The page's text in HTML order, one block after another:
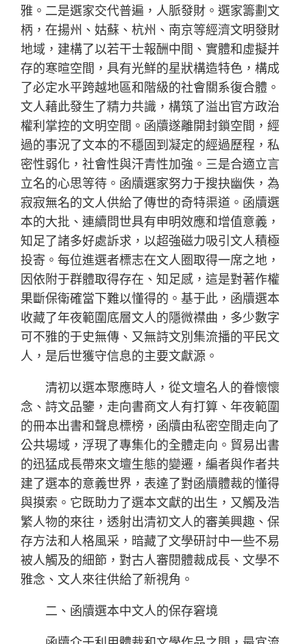
雅。二是選家交代普遍，人脈發財。選家籌劃文
柄，在揚州、姑蘇、杭州、南京等經濟文明發財
地域，建構了以若干士報酬中間、實體和虛擬并
存的寒暄空間，具有光鮮的星狀構造特色，構成
了必定水平跨越地區和階級的社會關系復合體。
文人藉此發生了精力共識，構筑了溢出官方政治
權利掌控的文明空間。函牘遂離開封鎖空間，經
過的事況了文本的不穩固到凝定的經過歷程，私
密性弱化，社會性與汗青性加強。三是合適立言
立名的心思等待。函牘選家努力于搜抉幽佚，為
寂寂無名的文人供給了傳世的奇特渠道。函牘選
本的大批、連續問世具有申明效應和增值意義，
知足了諸多好處訴求，以超強磁力吸引文人積極
投寄。每位進選者標志在文人圈取得一席之地，
因依附于群體取得存在、知足感，這是對著作權
果斷保衛確當下難以懂得的。基于此，函牘選本
收藏了年夜範圍底層文人的隱微襟曲，多少數字
可不雅的于史無傳、又無詩文別集流播的平民文
人，是后世獲守信息的主要文獻源。
清初以選本聚應時人，從文壇名人的眷懷懷
念、詩文品鑒，走向書商文人有打算、年夜範圍
的冊本出書和聲息標榜，函牘由私密空間走向了
公共場域，浮現了專集化的全體走向。貿易出書
的迅猛成長帶來文壇生態的變遷，編者與作者共
建了選本的意義世界，表達了對函牘體裁的懂得
與摸索。它既助力了選本文獻的出生，又觸及浩
繁人物的來往，透射出清初文人的審美興趣、保
存方法和人格風采，暗藏了文學研討中一些不易
被人觸及的細節，對古人審閱體裁成長、文學不
雅念、文人來往供給了新視角。
二、函牘選本中文人的保存窘境